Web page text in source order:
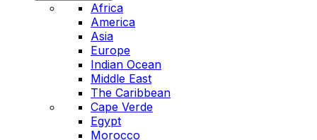
Africa
America
Asia
Europe
Indian Ocean
Middle East
The Caribbean
Cape Verde
Egypt
Morocco